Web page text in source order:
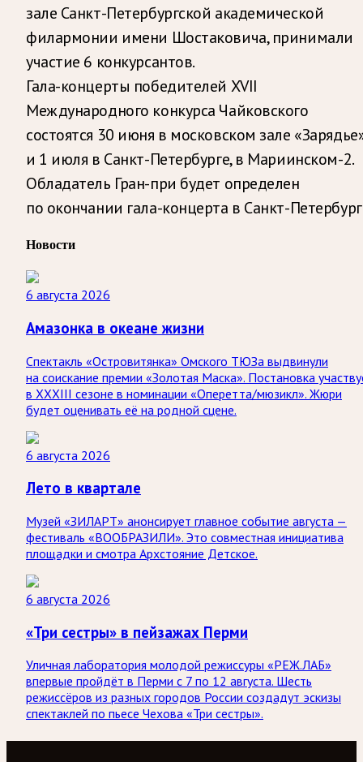
зале Санкт-Петербургской академической
филармонии имени Шостаковича, принимали
участие 6 конкурсантов.
Гала-концерты победителей XVII
Международного конкурса Чайковского
состоятся 30 июня в московском зале
и 1 июля в Санкт-Петербурге, в Мариинском-2.
Обладатель Гран-при будет определен
по окончании гала-концерта в Санкт-
Новости
6 августа 2026
Амазонка в океане жизни
Спектакль «Островитянка» Омского ТЮЗа выдвинули
на соискание премии «Золотая Маска». Постановка
в XXXIII сезоне в номинации «Оперетта/мюзикл». Жюри
будет оценивать её на родной сцене.
6 августа 2026
Лето в квартале
Музей «ЗИЛАРТ» анонсирует главное событие августа —
фестиваль «ВООБРАЗИЛИ». Это совместная инициатива
площадки и смотра Архстояние Детское.
6 августа 2026
«Три сестры» в пейзажах Перми
Уличная лаборатория молодой режиссуры «РЕЖ.ЛАБ»
впервые пройдёт в Перми с 7 по 12 августа. Шесть
режиссёров из разных городов России создадут эскизы
спектаклей по пьесе Чехова «Три сестры».